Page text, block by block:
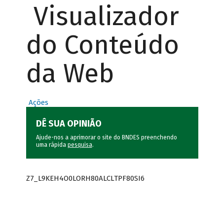
Visualizador
do Conteúdo
da Web
Ações
DÊ SUA OPINIÃO
Ajude-nos a aprimorar o site do BNDES preenchendo
uma rápida pesquisa.
Z7_L9KEH4O0LORH80ALCLTPF80SI6